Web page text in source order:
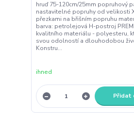
hruď 75-120cm/25mm popruhový
nastavitelné popruhy od velikosti
přezkami na břišním popruhu
barva: petrolejová H-postroj
kvalitního materiálu - polyesteru,
svou odolností a dlouhodobou
Konstru...
ihned
Přidat